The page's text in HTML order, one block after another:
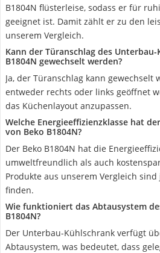
B1804N flüsterleise, sodass er für
geeignet ist. Damit zählt er zu den
unserem Vergleich.
Kann der Türanschlag des
B1804N gewechselt werden?
Ja, der Türanschlag kann gewechselt
entweder rechts oder links geöffnet
das Küchenlayout anzupassen.
Welche Energieeffizienzklasse hat
von Beko B1804N?
Der Beko B1804N hat die
umweltfreundlich als auch
Produkte aus unserem Vergleich
finden.
Wie funktioniert das Abtausystem
B1804N?
Der Unterbau-Kühlschrank verfügt
Abtausystem, was bedeutet, dass